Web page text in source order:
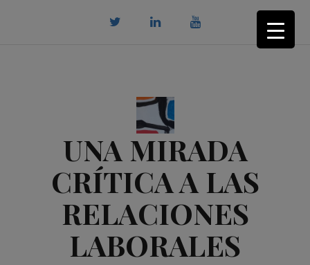
UNA MIRADA
CRÍTICA A LAS
RELACIONES
LABORALES